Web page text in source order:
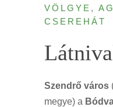
VÖLGYE,
CSEREHÁT
Szendrő város
megye) a